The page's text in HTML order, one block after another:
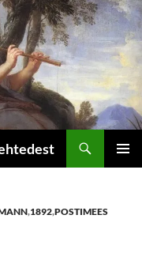
,1892,POSTIMEES